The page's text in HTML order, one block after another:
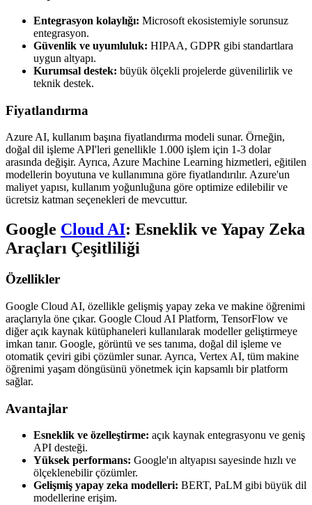
Entegrasyon kolaylığı: Microsoft ekosistemiyle sorunsuz
entegrasyon.
Güvenlik ve uyumluluk: HIPAA, GDPR gibi standartlara
uygun altyapı.
Kurumsal destek: büyük ölçekli projelerde güvenilirlik ve
teknik destek.
Fiyatlandırma
Azure AI, kullanım başına fiyatlandırma modeli sunar. Örneğin,
doğal dil işleme API'leri genellikle 1.000 işlem için 1-3 dolar
arasında değişir. Ayrıca, Azure Machine Learning hizmetleri, eğitilen
modellerin boyutuna ve kullanımına göre fiyatlandırılır. Azure'un
maliyet yapısı, kullanım yoğunluğuna göre optimize edilebilir ve
ücretsiz katman seçenekleri de mevcuttur.
Google Cloud AI: Esneklik ve Yapay Zeka
Araçları Çeşitliliği
Özellikler
Google Cloud AI, özellikle gelişmiş yapay zeka ve makine öğrenimi
araçlarıyla öne çıkar. Google Cloud AI Platform, TensorFlow ve
diğer açık kaynak kütüphaneleri kullanılarak modeller geliştirmeye
imkan tanır. Google, görüntü ve ses tanıma, doğal dil işleme ve
otomatik çeviri gibi çözümler sunar. Ayrıca, Vertex AI, tüm makine
öğrenimi yaşam döngüsünü yönetmek için kapsamlı bir platform
sağlar.
Avantajlar
Esneklik ve özelleştirme: açık kaynak entegrasyonu ve geniş
API desteği.
Yüksek performans: Google'ın altyapısı sayesinde hızlı ve
ölçeklenebilir çözümler.
Gelişmiş yapay zeka modelleri: BERT, PaLM gibi büyük dil
modellerine erişim.